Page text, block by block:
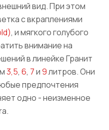
вид. При этом
с вкраплениями
), и мягкого голубого
внимание на
в линейкеГранит
3,5, 6, 7и9литров. Они
предпочтения
одно - неизменное
.